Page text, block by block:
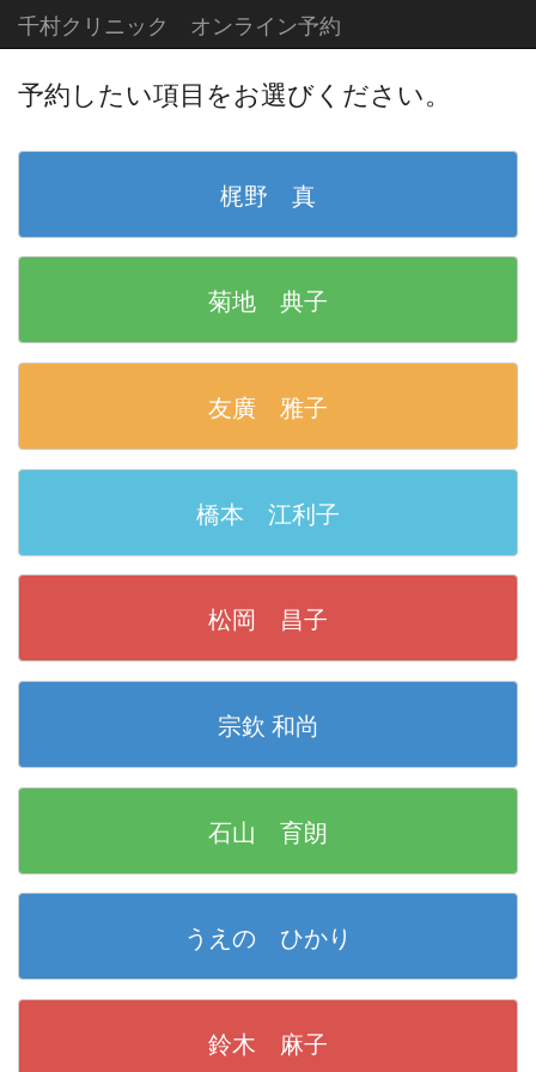
千村クリニック オンライン予約
予約したい項目をお選びください。
梶野 真
菊地 典子
友廣 雅子
橋本 江利子
松岡 昌子
宗欽 和尚
石山 育朗
うえの ひかり
鈴木 麻子